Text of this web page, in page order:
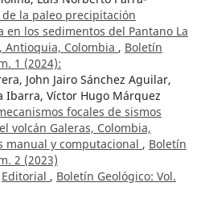
la paleo precipitación
los sedimentos del Pantano La
Antioquia, Colombia , Boletín
1 (2024):
John Jairo Sánchez Aguilar,
Ibarra, Víctor Hugo Márquez
focales de sismos
volcán Galeras, Colombia,
manual y computacional , Boletín
2 (2023)
Editorial , Boletín Geológico: Vol.